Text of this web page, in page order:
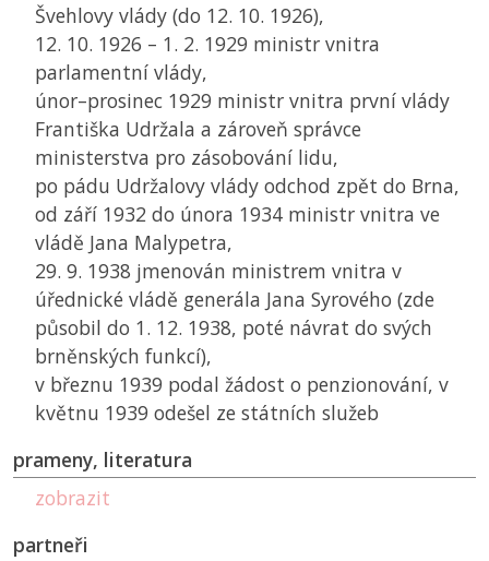
Švehlovy vlády (do 12. 10. 1926),
12. 10. 1926 – 1. 2. 1929 ministr vnitra
parlamentní vlády,
únor–prosinec 1929 ministr vnitra první vlády
Františka Udržala a zároveň správce
ministerstva pro zásobování lidu,
po pádu Udržalovy vlády odchod zpět do Brna,
od září 1932 do února 1934 ministr vnitra ve
vládě Jana Malypetra,
29. 9. 1938 jmenován ministrem vnitra v
úřednické vládě generála Jana Syrového (zde
působil do 1. 12. 1938, poté návrat do svých
brněnských funkcí),
v březnu 1939 podal žádost o penzionování, v
květnu 1939 odešel ze státních služeb
prameny, literatura
zobrazit
partneři